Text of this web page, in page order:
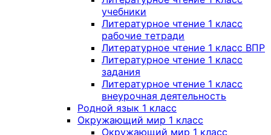
учебники
Литературное чтение 1 класс
рабочие тетради
Литературное чтение 1 класс ВПР
Литературное чтение 1 класс
задания
Литературное чтение 1 класс
внеурочная деятельность
Родной язык 1 класс
Окружающий мир 1 класс
Окружающий мир 1 класс